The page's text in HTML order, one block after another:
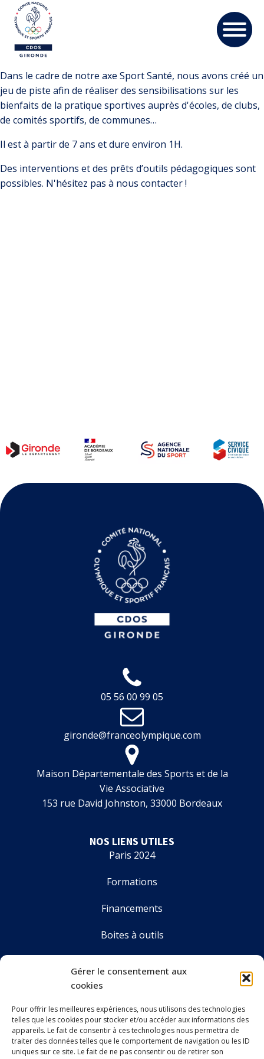
Gérer le consentement aux
cookies
Pour offrir les meilleures expériences, nous utilisons des technologies
telles que les cookies pour stocker et/ou accéder aux informations des
appareils. Le fait de consentir à ces technologies nous permettra de
traiter des données telles que le comportement de navigation ou les ID
uniques sur ce site. Le fait de ne pas consentir ou de retirer son
Dans le cadre de notre axe Sport Santé, nous avons créé un
jeu de piste afin de réaliser des sensibilisations sur les
bienfaits de la pratique sportives auprès d'écoles, de clubs,
de comités sportifs, de communes…
Il est à partir de 7 ans et dure environ 1H.
Des interventions et des prêts dʼoutils pédagogiques sont
possibles. N'hésitez pas à nous contacter !
05 56 00 99 05
gironde@franceolympique.com
Maison Départementale des Sports et de la
Vie Associative
153 rue David Johnston, 33000 Bordeaux
NOS LIENS UTILES
Paris 2024
Formations
Financements
Boites à outils
LE CDOS GIRONDE
Accueil
Le CDOS 33